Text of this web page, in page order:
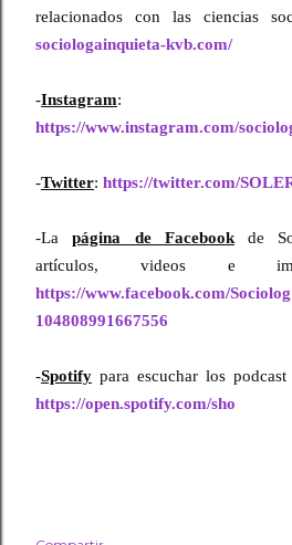
relacionados con las ciencias
sociologainquieta-kvb.com/
-Instagram:
https://www.instagram.com/
-Twitter: https://twitter.com/
-La página de Facebook de
https://www.facebook.com/
104808991667556
-Spotify
https://open.spotify.com/sho